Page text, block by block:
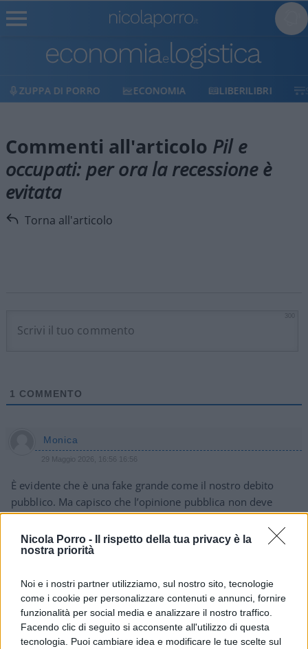
Nicola Porro -
Il rispetto della tua privacy è la
nostra priorità
Noi e i nostri partner utilizziamo, sul nostro sito, tecnologie
come i cookie per personalizzare contenuti e annunci, fornire
funzionalità per social media e analizzare il nostro traffico.
Facendo clic di seguito si acconsente all'utilizzo di questa
tecnologia. Puoi cambiare idea e modificare le tue scelte sul
ZUPPA DI PORRO ECONOMIA LIBERILIBRI
Commenti all'articolo Pil e
occupati: per ora la recessione è
evitata
Torna all'articolo
1 COMMENTO
Monica
29 Maggio 2026, 16:56 16:56
È evidente che è una fake grande come il nostro debito
pubblico. Ma capisco che l’opinione pubblica non deve
essere agitata oltremodo
Rispondi